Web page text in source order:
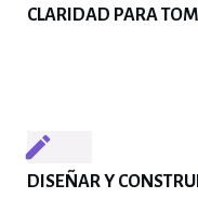
CLARIDAD PARA
DISEÑAR Y